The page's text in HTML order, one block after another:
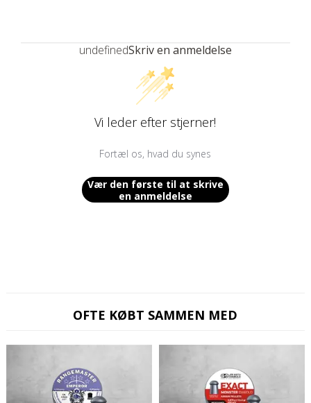
undefinedSkriv en anmeldelse
Vi leder efter stjerner!
Fortæl os, hvad du synes
Vær den første til at skrive
en anmeldelse
OFTE KØBT SAMMEN MED